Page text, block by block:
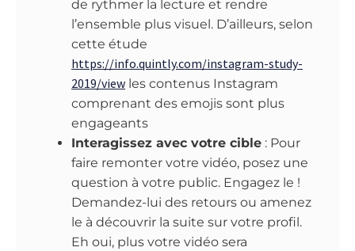
de rythmer la lecture et rendre
l’ensemble plus visuel. D’ailleurs, selon
cette étude
https://info.quintly.com/instagram-study-
2019/view les contenus Instagram
comprenant des emojis sont plus
engageants
Interagissez avec votre cible : Pour
faire remonter votre vidéo, posez une
question à votre public. Engagez le !
Demandez-lui des retours ou amenez
le à découvrir la suite sur votre profil.
Eh oui, plus votre vidéo sera